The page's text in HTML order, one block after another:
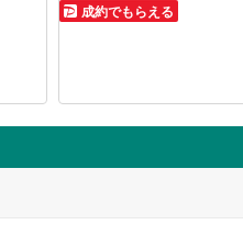
成約でもらえる